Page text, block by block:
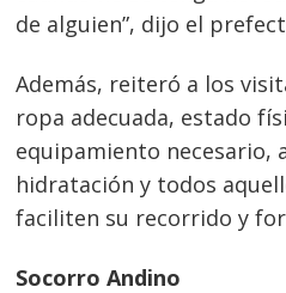
de alguien”, dijo el
Además, reiteró a los
ropa adecuada, estado
equipamiento necesario,
hidratación y todos
faciliten su recorrido y
Socorro Andino